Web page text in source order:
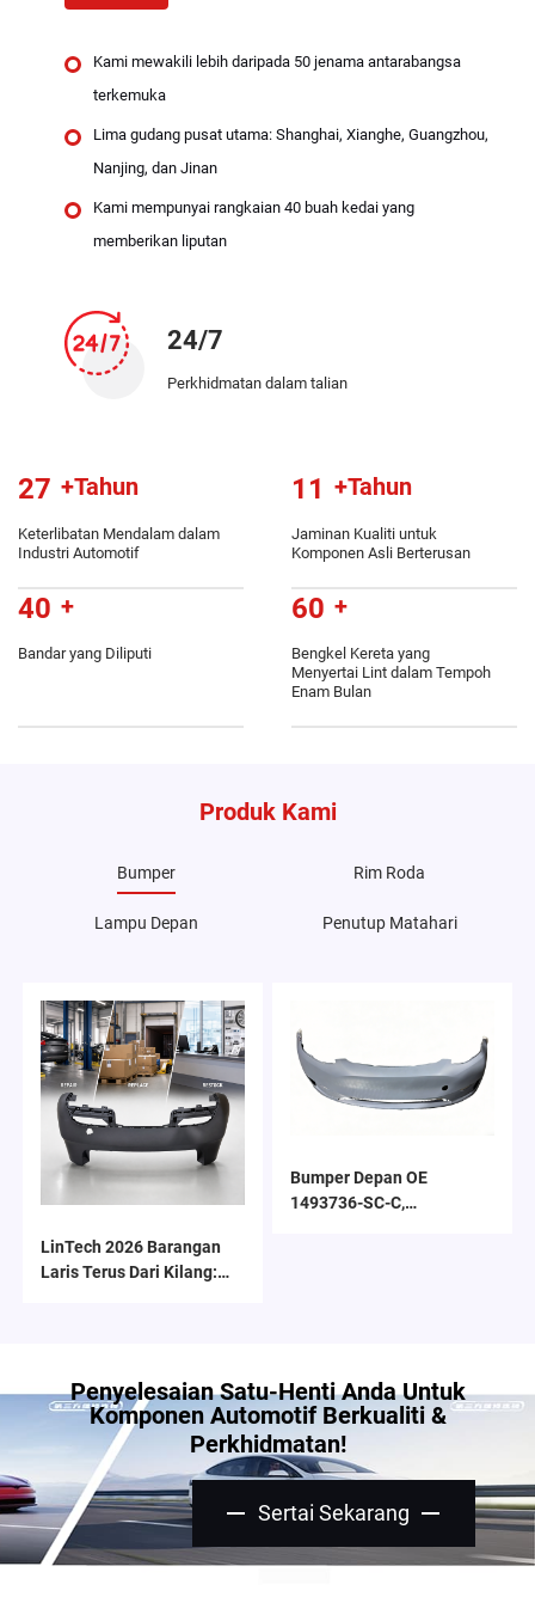
Kami mewakili lebih daripada 50 jenama antarabangsa
terkemuka
Lima gudang pusat utama: Shanghai, Xianghe, Guangzhou,
Nanjing, dan Jinan
Kami mempunyai rangkaian 40 buah kedai yang
memberikan liputan
24/7
Perkhidmatan dalam talian
27 +Tahun
Keterlibatan Mendalam dalam
Industri Automotif
11 +Tahun
Jaminan Kualiti untuk
Komponen Asli Berterusan
40 +
Bandar yang Diliputi
60 +
Bengkel Kereta yang
Menyertai Lint dalam Tempoh
Enam Bulan
Produk Kami
Bumper Rim Roda
Lampu Depan Penutup Matahari
LinTech 2026 Barangan
Laris Terus Dari Kilang:
Bumper Depan OE
1493736-SC-C,
Bengkel Pembaikan &
Penyelenggaraan Armada
Penyelesaian Satu-Henti Anda Untuk
Komponen Automotif Berkualiti &
Perkhidmatan!
Sertai Sekarang